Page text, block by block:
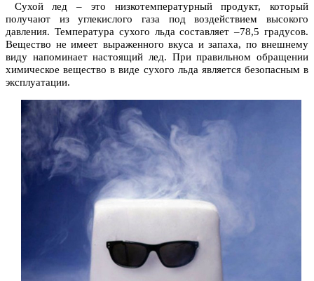
Сухой лед – это низкотемпературный продукт, который
получают из углекислого газа под воздействием высокого
давления. Температура сухого льда составляет –78,5 градусов.
Вещество не имеет выраженного вкуса и запаха, по внешнему
виду напоминает настоящий лед. При правильном обращении
химическое вещество в виде сухого льда является безопасным в
эксплуатации.